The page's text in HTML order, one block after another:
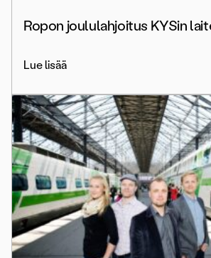
Ropon joululahjoitus KYSin
Lue lisää